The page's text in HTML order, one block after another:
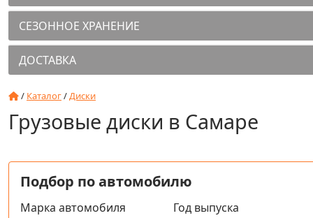
СЕЗОННОЕ ХРАНЕНИЕ
ДОСТАВКА
/ Каталог/Диски
Грузовые диски в Самаре
Подбор по автомобилю
Марка автомобиля Год выпуска